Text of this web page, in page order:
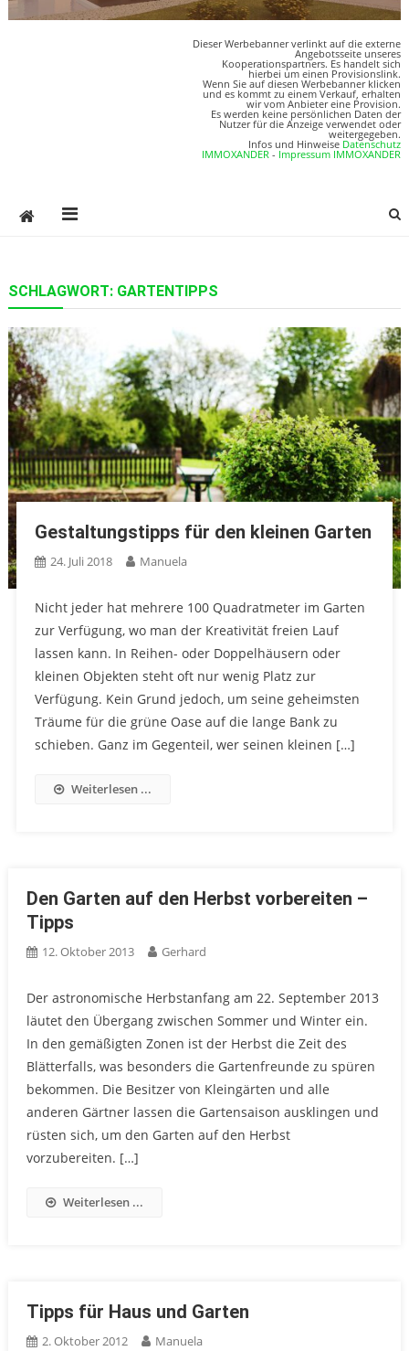
Dieser Werbebanner verlinkt auf die externe
Angebotsseite unseres
Kooperationspartners. Es handelt sich
hierbei um einen Provisionslink.
Wenn Sie auf diesen Werbebanner klicken
und es kommt zu einem Verkauf, erhalten
wir vom Anbieter eine Provision.
Es werden keine persönlichen Daten der
Nutzer für die Anzeige verwendet oder
weitergegeben.
Infos und Hinweise Datenschutz
IMMOXANDER - Impressum IMMOXANDER
SCHLAGWORT: GARTENTIPPS
Gestaltungstipps für den kleinen Garten
24. Juli 2018 Manuela
Nicht jeder hat mehrere 100 Quadratmeter im Garten
zur Verfügung, wo man der Kreativität freien Lauf
lassen kann. In Reihen- oder Doppelhäusern oder
kleinen Objekten steht oft nur wenig Platz zur
Verfügung. Kein Grund jedoch, um seine geheimsten
Träume für die grüne Oase auf die lange Bank zu
schieben. Ganz im Gegenteil, wer seinen kleinen […]
Weiterlesen ...
Den Garten auf den Herbst vorbereiten –
Tipps
12. Oktober 2013 Gerhard
Der astronomische Herbstanfang am 22. September 2013
läutet den Übergang zwischen Sommer und Winter ein.
In den gemäßigten Zonen ist der Herbst die Zeit des
Blätterfalls, was besonders die Gartenfreunde zu spüren
bekommen. Die Besitzer von Kleingärten und alle
anderen Gärtner lassen die Gartensaison ausklingen und
rüsten sich, um den Garten auf den Herbst
vorzubereiten. […]
Weiterlesen ...
Tipps für Haus und Garten
2. Oktober 2012 Manuela